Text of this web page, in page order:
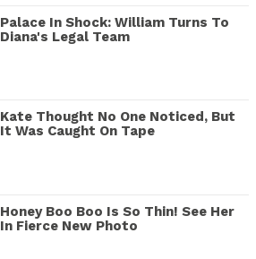
Palace In Shock: William Turns To
Diana's Legal Team
Kate Thought No One Noticed, But
It Was Caught On Tape
Honey Boo Boo Is So Thin! See Her
In Fierce New Photo